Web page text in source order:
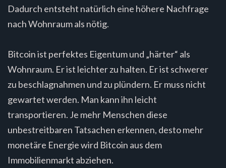
Dadurch entsteht natürlich eine höhere Nachfrage
nach Wohnraum als nötig.
Bitcoin ist perfektes Eigentum und „härter“ als
Wohnraum. Er ist leichter zu halten. Er ist schwerer
zu beschlagnahmen und zu plündern. Er muss nicht
gewartet werden. Man kann ihn leicht
transportieren. Je mehr Menschen diese
unbestreitbaren Tatsachen erkennen, desto mehr
monetäre Energie wird Bitcoin aus dem
Immobilienmarkt abziehen.